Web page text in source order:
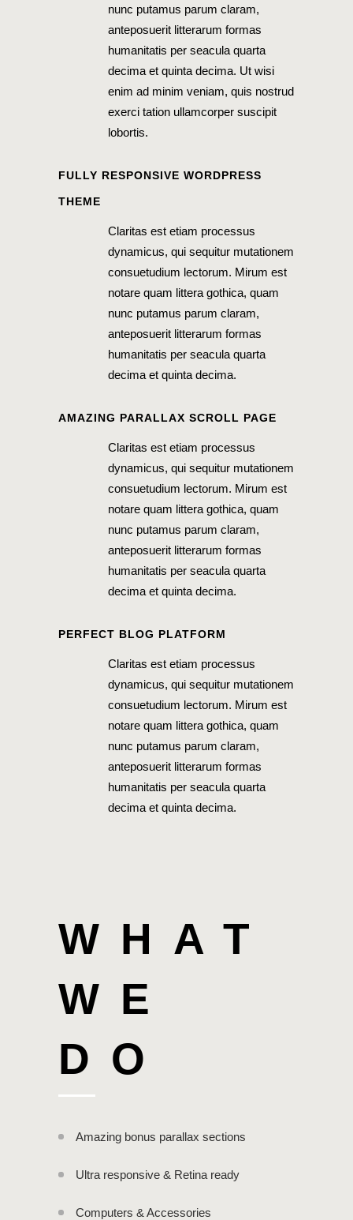
nunc putamus parum claram,
anteposuerit litterarum formas
humanitatis per seacula quarta
decima et quinta decima. Ut wisi
enim ad minim veniam, quis nostrud
exerci tation ullamcorper suscipit
lobortis.
FULLY RESPONSIVE WORDPRESS
THEME
Claritas est etiam processus
dynamicus, qui sequitur mutationem
consuetudium lectorum. Mirum est
notare quam littera gothica, quam
nunc putamus parum claram,
anteposuerit litterarum formas
humanitatis per seacula quarta
decima et quinta decima.
AMAZING PARALLAX SCROLL PAGE
Claritas est etiam processus
dynamicus, qui sequitur mutationem
consuetudium lectorum. Mirum est
notare quam littera gothica, quam
nunc putamus parum claram,
anteposuerit litterarum formas
humanitatis per seacula quarta
decima et quinta decima.
PERFECT BLOG PLATFORM
Claritas est etiam processus
dynamicus, qui sequitur mutationem
consuetudium lectorum. Mirum est
notare quam littera gothica, quam
nunc putamus parum claram,
anteposuerit litterarum formas
humanitatis per seacula quarta
decima et quinta decima.
WHAT
WE
DO
Amazing bonus parallax sections
Ultra responsive & Retina ready
Computers & Accessories